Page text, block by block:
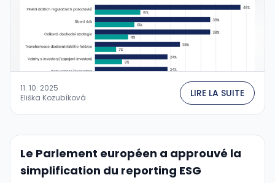
11. 10. 2025
Eliška Kozubíková
LIRE LA SUITE
Le Parlement européen a approuvé la
simplification du reporting ESG